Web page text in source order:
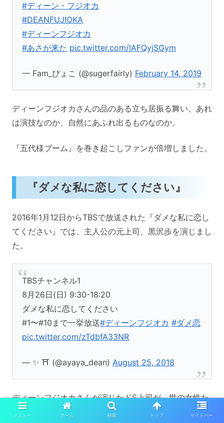
#ディーン・フジオカ
#DEANFUJIOKA
#ディーンフジオカ
#あさが来た pic.twitter.com/lAFQyjSGym
— Fam_ぴょこ (@sugerfairly) February 14, 2019
ディーンフジオカさんの品のある立ち居振る舞い、あれ
は演技なのか、自然にあふれ出るものなのか。
『五代様ブーム』を巻き起こしファンが倍増しました。
『ダメな私に恋してください』
2016年1月12日からTBSで放送された『ダメな私に恋し
てください』では、主人公の元上司、黒沢歩を演じまし
た。
TBSチャンネル1
8月26日(日) 9:30-18:20
ダメな私に恋してください
#1〜#10まで一挙放送#ディーンフジオカ #ダメ恋
pic.twitter.com/zTdbfA33NR
— ✨ ⛩ (@ayaya_dean) August 25, 2018
ディーンフジオカさんが演じたドS上司が、世の女性た
ちのハートを鷲掴みし、放送終了後には『主任ロス』
メニュー ホーム 検索 トップ サイドバー